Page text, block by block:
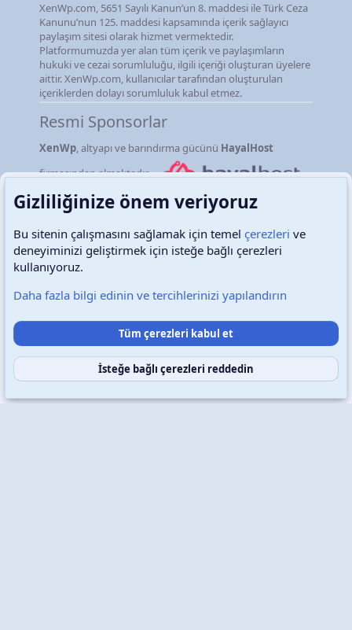
XenWp.com, 5651 Sayılı Kanun’un 8. maddesi ile Türk Ceza
Kanunu’nun 125. maddesi kapsamında içerik sağlayıcı
paylaşım sitesi olarak hizmet vermektedir.
Platformumuzda yer alan tüm içerik ve paylaşımların
hukuki ve cezai sorumluluğu, ilgili içeriği oluşturan üyelere
aittir. XenWp.com, kullanıcılar tarafından oluşturulan
içeriklerden dolayı sorumluluk kabul etmez.
Resmi Sponsorlar
XenWp, altyapı ve barındırma gücünü HayalHost
firmasından almaktadır.
Türkçe (TR) Çerezler
Destek talepleri Bize ulaşın Şartlar ve kurallar
Gizlilik politikası Yardım Ana sayfa
S
Copyright © 2026 XenWp Telif Hakları Saklıdır
Gizliliğinize önem veriyoruz
Bu sitenin çalışmasını sağlamak için temel çerezleri ve
deneyiminizi geliştirmek için isteğe bağlı çerezleri
kullanıyoruz.
Daha fazla bilgi edinin ve tercihlerinizi yapılandırın
Tüm çerezleri kabul et
İsteğe bağlı çerezleri reddedin